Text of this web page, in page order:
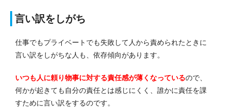
言い訳をしがち
仕事でもプライベートでも失敗して人から責められたときに
言い訳をしがちな人も、依存傾向があります。
いつも人に頼り物事に対する責任感が薄くなっているので、
何かが起きても自分の責任とは感じにくく、誰かに責任を課
すために言い訳をするのです。